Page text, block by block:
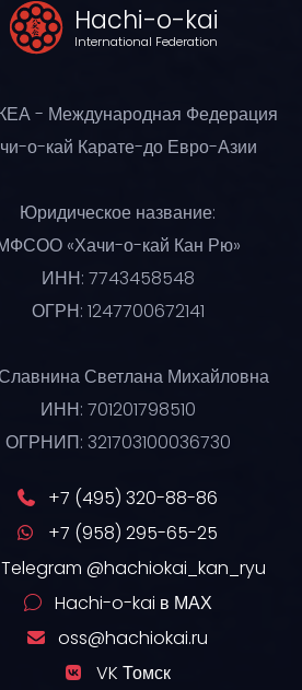
Hachi-o-kai
International Federation
- Международная Федерация
о-кай Карате-до Евро-Азии
Юридическое название:
«Хачи-о-кай Кан Рю»
ИНН: 7743458548
ОГРН: 1247700672141
Светлана Михайловна
ИНН: 701201798510
ОГРНИП: 321703100036730
+7 (495) 320-88-86
+7 (958) 295-65-25
Telegram @hachiokai_kan_ryu
Hachi-o-kai в МАХ
oss@hachiokai.ru
VK Томск